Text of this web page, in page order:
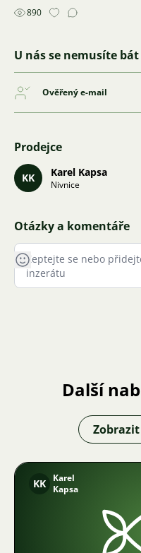
890
U nás se nemusíte
Ověřený e-mail
Prodejce
KK Karel Kapsa
Nivnice
Otázky a komentáře
Další
Zobrazit
KK
Karel
Kapsa